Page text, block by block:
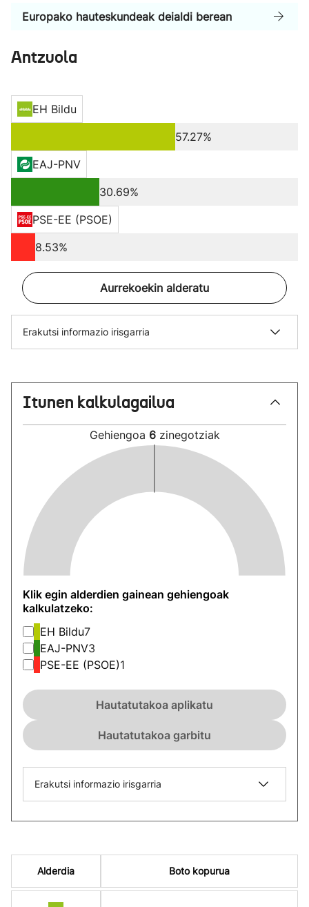
Europako hauteskundeak deialdi berean
Antzuola
EH Bildu
57.27%
EAJ-PNV
30.69%
PSE-EE (PSOE)
8.53%
Aurrekoekin alderatu
Erakutsi informazio irisgarria
Itunen kalkulagailua
Gehiengoa 6 zinegotziak
Klik egin alderdien gainean gehiengoak
kalkulatzeko:
EH Bildu7
EAJ-PNV3
PSE-EE (PSOE)1
Hautatutakoa aplikatu
Hautatutakoa garbitu
Erakutsi informazio irisgarria
Alderdia Boto kopurua